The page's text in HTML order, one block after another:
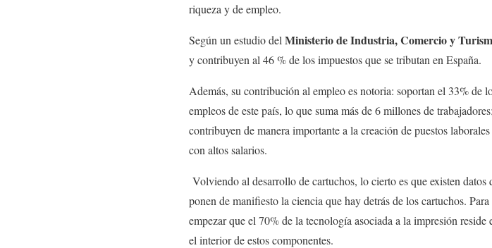
riqueza y de empleo.
Según un estudio del Ministerio de Industria, Comercio y
y contribuyen al 46 % de los impuestos que se tributan en España.
Además, su contribución al empleo es notoria: soportan el 33% de
empleos de este país, lo que suma más de 6 millones de
contribuyen de manera importante a la creación de puestos laborales
con altos salarios.
Volviendo al desarrollo de cartuchos, lo cierto es que existen datos
ponen de manifiesto la ciencia que hay detrás de los cartuchos. Para
empezar que el 70% de la tecnología asociada a la impresión reside
el interior de estos componentes.